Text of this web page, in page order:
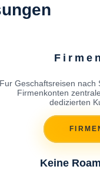
Fur Geschaftsreisen nach
Firmenkonten
dedizierten
Keine